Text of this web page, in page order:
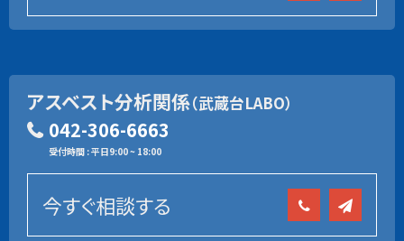
アスベスト分析関係（武蔵台LABO）
042-306-6663
受付時間 : 平日9:00 ~ 18:00
今すぐ相談する